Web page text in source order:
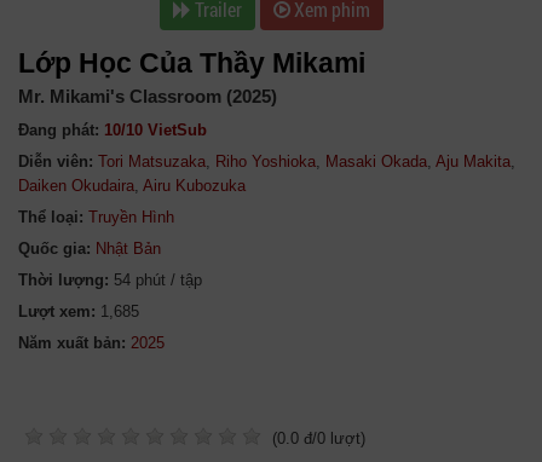
Trailer Xem phim
Lớp Học Của Thầy Mikami
Mr. Mikami's Classroom (2025)
Đang phát: 10/10 VietSub
Diễn viên: Tori Matsuzaka, Riho Yoshioka, Masaki Okada, Aju Makita,
Daiken Okudaira, Airu Kubozuka
Thể loại: Truyền Hình
Quốc gia: Nhật Bản
Thời lượng: 54 phút / tập
Lượt xem: 1,685
Năm xuất bản:
(0.0 đ/0 lượt)